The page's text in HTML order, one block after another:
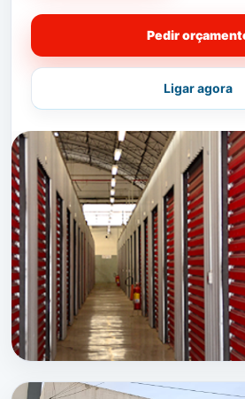
Peça já cotação da sua OKBOX!
Vantagem suplementar
para
espaço pelo motivo de
Mudanças de Habitaçãoou
Escritórioestá no sitio certo, a
pessoas certas!
OKMUDANÇASa sua empresa
Para as várias tipologias de
que nos são exigidos, devido à
experiência, conseguimos aliar
humanos, materiais e técnicos,
respondem às necessidades
cliente.
SERVIÇOS RELACIONADOS:
Pedir
Ligar agora